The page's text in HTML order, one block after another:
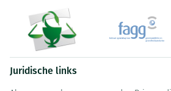
Juridische links